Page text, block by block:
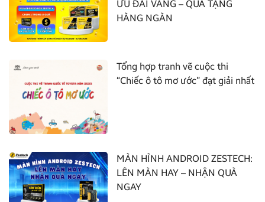
ƯU ĐÃI VÀNG – QUÀ TẶNG
HÀNG NGÀN
Tổng hợp tranh vẽ cuộc thi
“Chiếc ô tô mơ ước” đạt giải nhất
MÀN HÌNH ANDROID ZESTECH:
LÊN MÀN HAY – NHẬN QUÀ
NGAY